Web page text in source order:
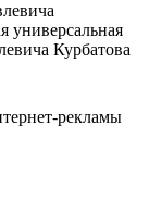
универсальная
Курбатова
рекламы